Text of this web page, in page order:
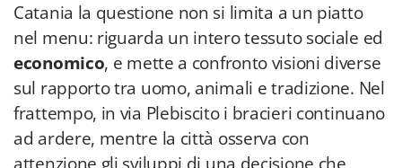
Catania la questione non si limita a un piatto
nel menu: riguarda un intero tessuto sociale ed
economico, e mette a confronto visioni diverse
sul rapporto tra uomo, animali e tradizione. Nel
frattempo, in via Plebiscito i bracieri continuano
ad ardere, mentre la città osserva con